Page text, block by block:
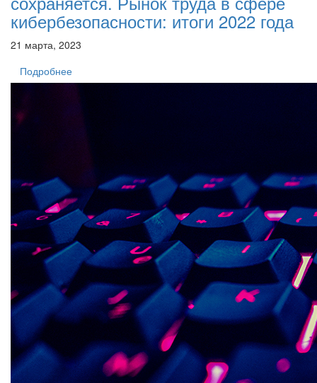
кибербезопасности: итоги 2022 года
21 марта, 2023
Подробнее